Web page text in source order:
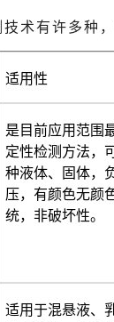
术有许多种 ，
适用性
是目前应用范围
定性检测方法，
种液体、固体，
压，有颜色无颜
统，非破坏性。
适用于混悬液、